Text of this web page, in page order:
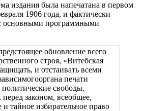
издания была напечатана в первом
1906 года, и фактически
ос­новными программными
обновление всего
строя, «Витебская
и отстаивать всеми
печати
свободы,
перед законом, всеобщее,
и тайное избирательное право